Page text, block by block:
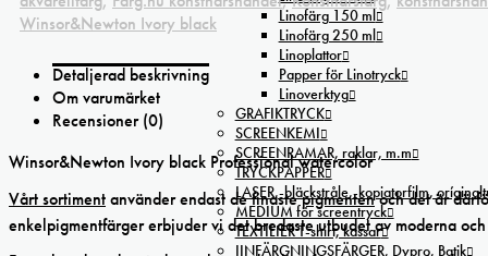
Linofärg 150 ml
Linofärg 250 ml
Linoplattor
Papper för Linotryck
Linoverktyg
GRAFIKTRYCK
SCREENKEMI
SCREENRAMAR, raklar, m.m
TRYCKPAPPER
LASER,-bläckstråle,-kopiatorfilm,
MEDIUM för screentryck
TEXTILIER T-shirt, kassar
IINFÄRGNINGSFÄRGER, Dypro, Batik
Winsor&Newton Ivory black
Detaljerad beskrivning
Om varumärket
Recensioner (0)
Winsor&Newton Ivory black Professional watercolor
Vårt sortimentanvänder endast de finastepigmentenoch det är
enkelpigmentfärger erbjuder vi det bredaste utbudet av moderna